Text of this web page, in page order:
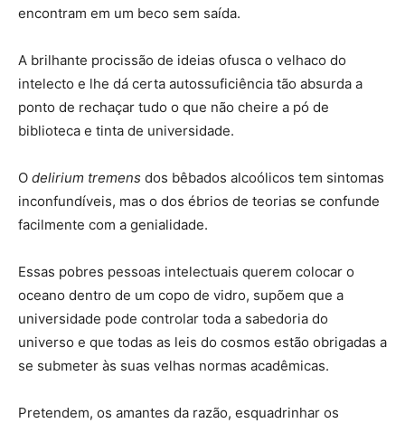
encontram em um beco sem saída.
A brilhante procissão de ideias ofusca o velhaco do
intelecto e lhe dá certa autossuficiência tão absurda a
ponto de rechaçar tudo o que não cheire a pó de
biblioteca e tinta de universidade.
O delirium tremens dos bêbados alcoólicos tem sintomas
inconfundíveis, mas o dos ébrios de teorias se confunde
facilmente com a genialidade.
Essas pobres pessoas intelectuais querem colocar o
oceano dentro de um copo de vidro, supõem que a
universidade pode controlar toda a sabedoria do
universo e que todas as leis do cosmos estão obrigadas a
se submeter às suas velhas normas acadêmicas.
Pretendem, os amantes da razão, esquadrinhar os